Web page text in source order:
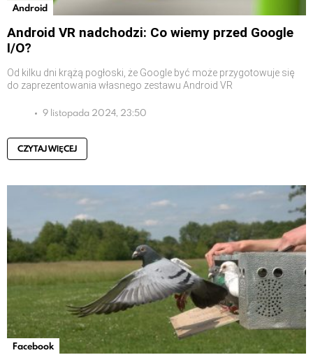
Android
Android VR nadchodzi: Co wiemy przed Google
I/O?
Od kilku dni krążą pogłoski, że Google być może przygotowuje się
do zaprezentowania własnego zestawu Android VR
9 listopada 2024, 23:50
CZYTAJ WIĘCEJ
Facebook